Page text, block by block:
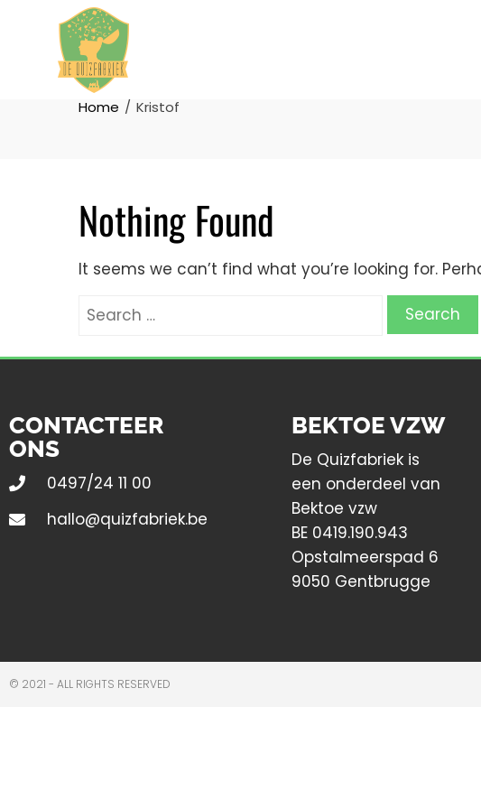
AUTHOR:
Home Kristof
Nothing Found
It seems we can’t find what you’re looking for.
CONTACTEER
ONS
0497/24 11 00
hallo@quizfabriek.be
BEKTOE VZW
De Quizfabriek is
een onderdeel van
Bektoe vzw
BE 0419.190.943
Opstalmeerspad 6
9050 Gentbrugge
© 2021 - ALL RIGHTS RESERVED​